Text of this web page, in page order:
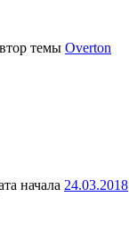
темы Overton
начала 24.03.2018